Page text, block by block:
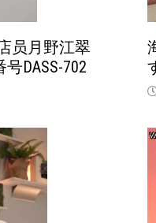
员月野江翠
DASS-702